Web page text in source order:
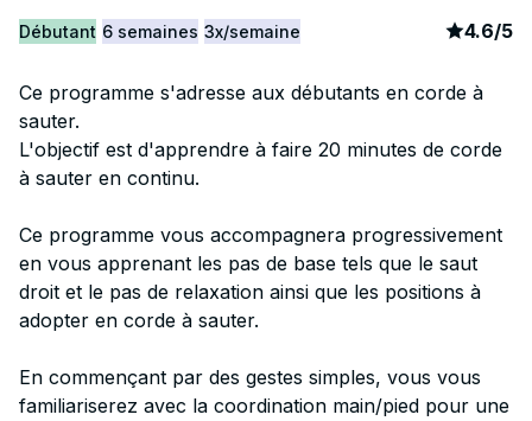
Débutant 6 semaines 3x/semaine article
4.6/5
Ce programme s'adresse aux débutants en corde à
sauter.
L'objectif est d'apprendre à faire 20 minutes de corde
à sauter en continu.
Ce programme vous accompagnera progressivement
en vous apprenant les pas de base tels que le saut
droit et le pas de relaxation ainsi que les positions à
adopter en corde à sauter.
En commençant par des gestes simples, vous vous
familiariserez avec la coordination main/pied pour une